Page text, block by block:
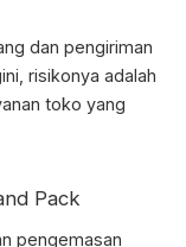
dan pengiriman
risikonya adalah
toko yang
Pack
pengemasan